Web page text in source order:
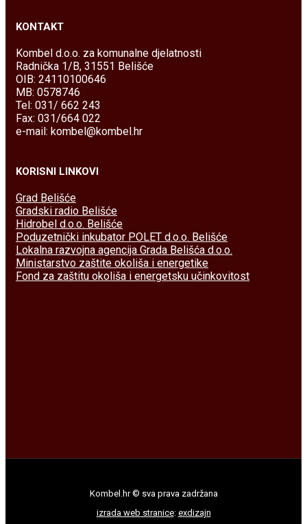
KONTAKT
Kombel d.o.o. za komunalne djelatnosti
Radnička 1/B, 31551 Belišće
OIB: 24110100646
MB: 0578746
Tel: 031/ 662 243
Fax: 031/664 022
e-mail: kombel@kombel.hr
KORISNI LINKOVI
Grad Belišće
Gradski radio Belišće
Hidrobel d.o.o. Belišće
Poduzetnički inkubator POLET d.o.o. Belišće
Lokalna razvojna agencija Grada Belišća d.o.o.
Ministarstvo zaštite okoliša i energetike
Fond za zaštitu okoliša i energetsku učinkovitost
Kombel.hr © sva prava zadržana
izrada web stranice: exdizajn